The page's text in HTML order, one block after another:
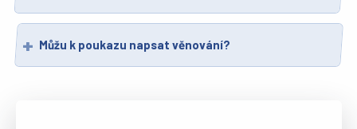
Můžu k poukazu napsat věnování?